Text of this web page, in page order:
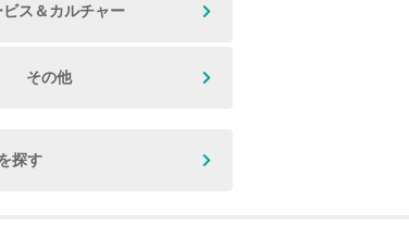
ス＆カルチャー
その他
探す